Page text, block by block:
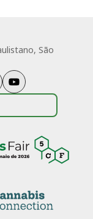
São